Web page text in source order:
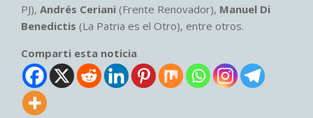
PJ), Andrés Ceriani (Frente Renovador), Manuel Di
Benedictis (La Patria es el Otro), entre otros.
Comparti esta noticia